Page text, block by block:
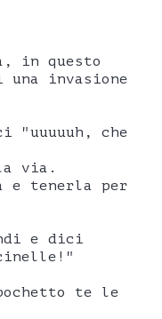
in questo
invasione
"uuuuuh, che
via.
e tenerla per
e dici
te le